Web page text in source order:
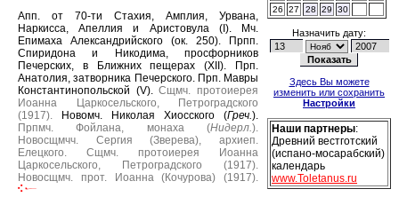
Апп. от 70-ти Стахия, Амплия, Урвана,
Наркисса, Апеллия и Аристовула (I).
Мч.
Епимаха Александрийского (ок. 250).
Прпп.
Спиридона и Никодима, просфорников
Печерских, в Ближних пещерах (XII).
Прп.
Анатолия, затворника Печерского. Прп. Мавры
Константинопольской (V).Сщмч. протоиерея
Иоанна Царкосельского, Петроградского
(1917).
Новомч. Николая Хиосского (Греч.).
Прпмч. Фойлана, монаха (Нидерл.).
Новосщмчч. Сергия (Зверева), архиеп.
Елецкого.
Сщмч. протоиерея Иоанна
Царкосельского, Петроградского (1917).
Новосщмч. прот. Иоанна (Кочурова) (1917).
26
27 28 29 30
Назначить дату:
Здесь Вы можете
изменить или сохранить
Настройки
Наши партнеры:
Древний вестготский
(испано-мосарабский)
календарь
www.Toletanus.ru